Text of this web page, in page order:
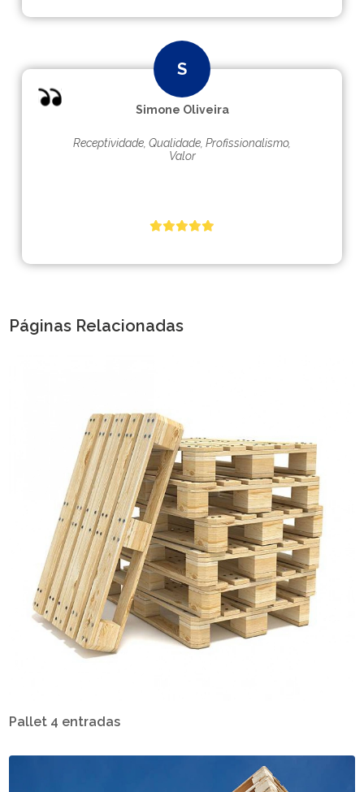
Simone Oliveira
Receptividade, Qualidade, Profissionalismo,
Valor
Páginas Relacionadas
Pallet 4 entradas